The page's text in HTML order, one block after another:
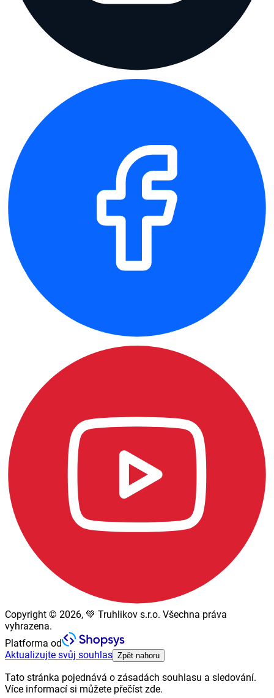
Copyright © 2026, 💚 Truhlikov s.r.o. Všechna práva
vyhrazena.
Platforma od
Aktualizujte svůj souhlas Zpět nahoru
Tato stránka pojednává o zásadách souhlasu a sledování.
Více informací si můžete přečíst zde.